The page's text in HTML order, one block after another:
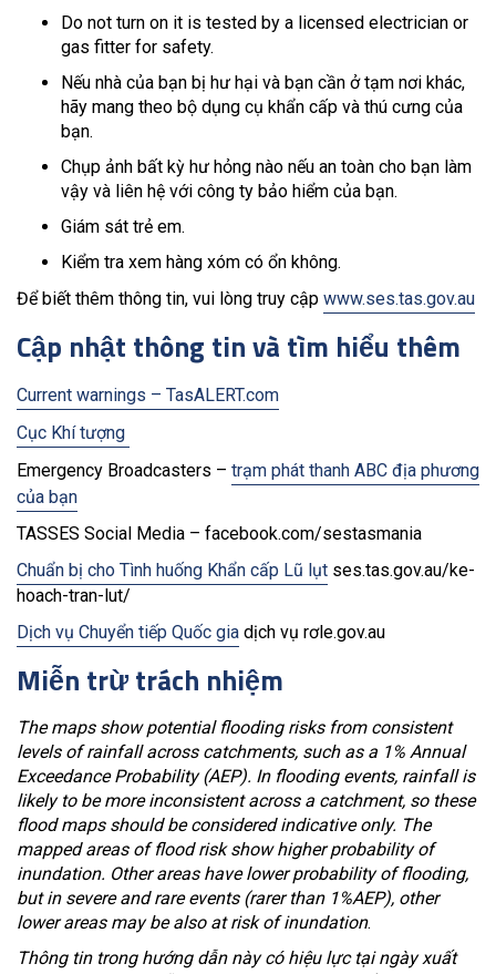
Do not turn on it is tested by a licensed electrician or
gas fitter for safety.
Nếu nhà của bạn bị hư hại và bạn cần ở tạm nơi khác,
hãy mang theo bộ dụng cụ khẩn cấp và thú cưng của
bạn.
Chụp ảnh bất kỳ hư hỏng nào nếu an toàn cho bạn làm
vậy và liên hệ với công ty bảo hiểm của bạn.
Giám sát trẻ em.
Kiểm tra xem hàng xóm có ổn không.
Để biết thêm thông tin, vui lòng truy cập www.ses.tas.gov.au
Cập nhật thông tin và tìm hiểu thêm
Current warnings – TasALERT.com
Cục Khí tượng
Emergency Broadcasters – trạm phát thanh ABC địa phương
của bạn
TASSES Social Media – facebook.com/sestasmania
Chuẩn bị cho Tình huống Khẩn cấp Lũ lụt ses.tas.gov.au/ke-
hoach-tran-lut/
Dịch vụ Chuyển tiếp Quốc gia dịch vụ rơle.gov.au
Miễn trừ trách nhiệm
The maps show potential flooding risks from consistent
levels of rainfall across catchments, such as a 1% Annual
Exceedance Probability (AEP). In flooding events, rainfall is
likely to be more inconsistent across a catchment, so these
flood maps should be considered indicative only. The
mapped areas of flood risk show higher probability of
inundation. Other areas have lower probability of flooding,
but in severe and rare events (rarer than 1%AEP), other
lower areas may be also at risk of inundation.
Thông tin trong hướng dẫn này có hiệu lực tại ngày xuất